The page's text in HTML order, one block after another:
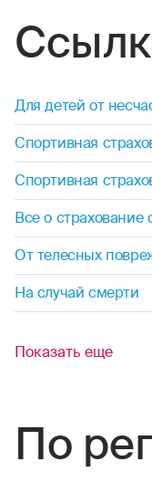
Для детей от
Спортивная
Спортивная
Все о страхование
От телесных
На случай смерти
Показать еще
По